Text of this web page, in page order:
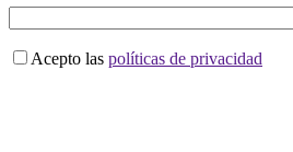
Acepto las políticas de privacidad